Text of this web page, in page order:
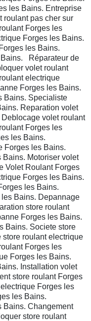
les Bains. Entreprise
roulant pas cher sur
Forges les
Forges les Bains.
les Bains.
Bains. Réparateur de
volet roulant
electrique
Forges les Bains.
Bains. Specialiste
Reparation volet
volet roulant
Forges les
les Bains.
Forges les Bains.
Motoriser volet
Volet Roulant Forges
Forges les Bains.
les Bains.
Bains. Depannage
store roulant
Forges les Bains.
Bains. Societe store
roulant electrique
Forges les
Forges les Bains.
Installation volet
store roulant Forges
Forges les
les Bains.
Bains. Changement
store roulant